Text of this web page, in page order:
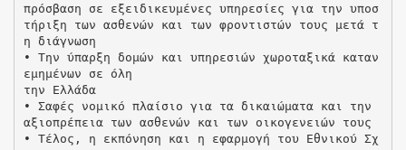
πρόσβαση σε εξειδικευμένες υπηρεσίες για την υποσ
τήριξη των ασθενών και των φροντιστών τους μετά τ
η διάγνωση
• Την ύπαρξη δομών και υπηρεσιών χωροταξικά καταν
εμημένων σε όλη
την Ελλάδα
• Σαφές νομικό πλαίσιο για τα δικαιώματα και την
αξιοπρέπεια των ασθενών και των οικογενειών τους
• Τέλος, η εκπόνηση και η εφαρμογή του Εθνικού Σχ